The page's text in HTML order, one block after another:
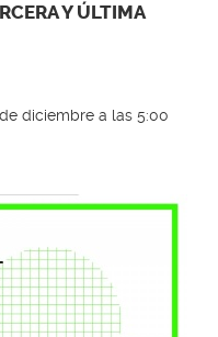
Y ÚLTIMA
diciembre a las 5:00